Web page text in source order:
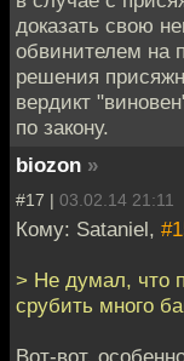
доказать свою
обвинителем на
решения
вердикт
по закону.
biozon »
#17 | 03.02.14 21:11
Кому: Sataniel,
> Не думал, что
срубить много